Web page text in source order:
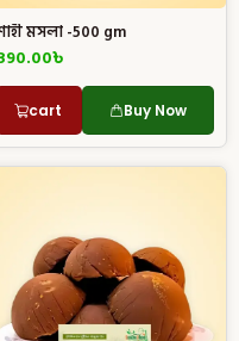
মসলা -500 gm
৳
cart Buy Now